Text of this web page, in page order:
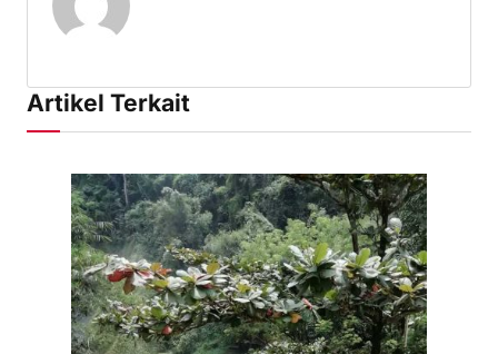
Artikel Terkait